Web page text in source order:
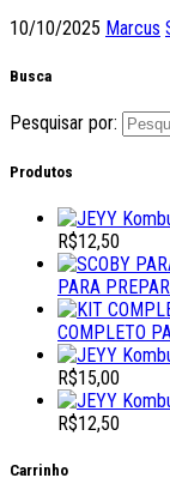
10/10/2025 Marcus
Busca
Pesquisar por:
Produtos
R$12,50
PARA
COMPLETO
R$15,00
R$12,50
Carrinho